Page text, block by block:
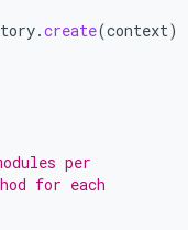
.create(context)
per
for each